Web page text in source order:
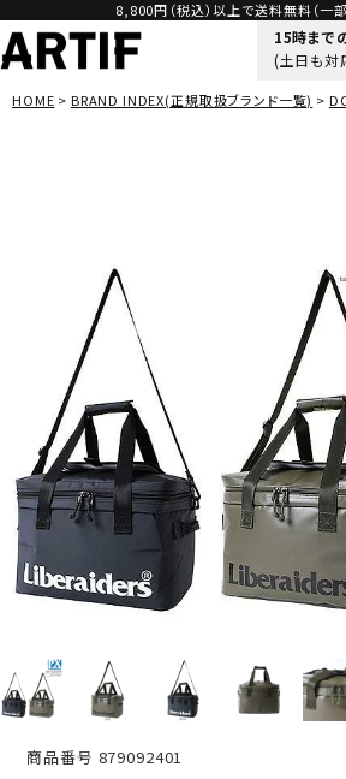
8,800円（税込）以上で送料無料（一部
15時まで
(土日も対
HOME BRAND INDEX(正規取扱ブランド一覧)
商品番号 879092401